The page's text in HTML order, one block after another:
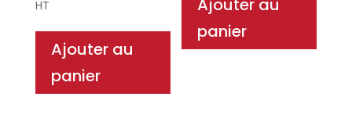
HT
Ajouter au
panier
Ajouter au
panier